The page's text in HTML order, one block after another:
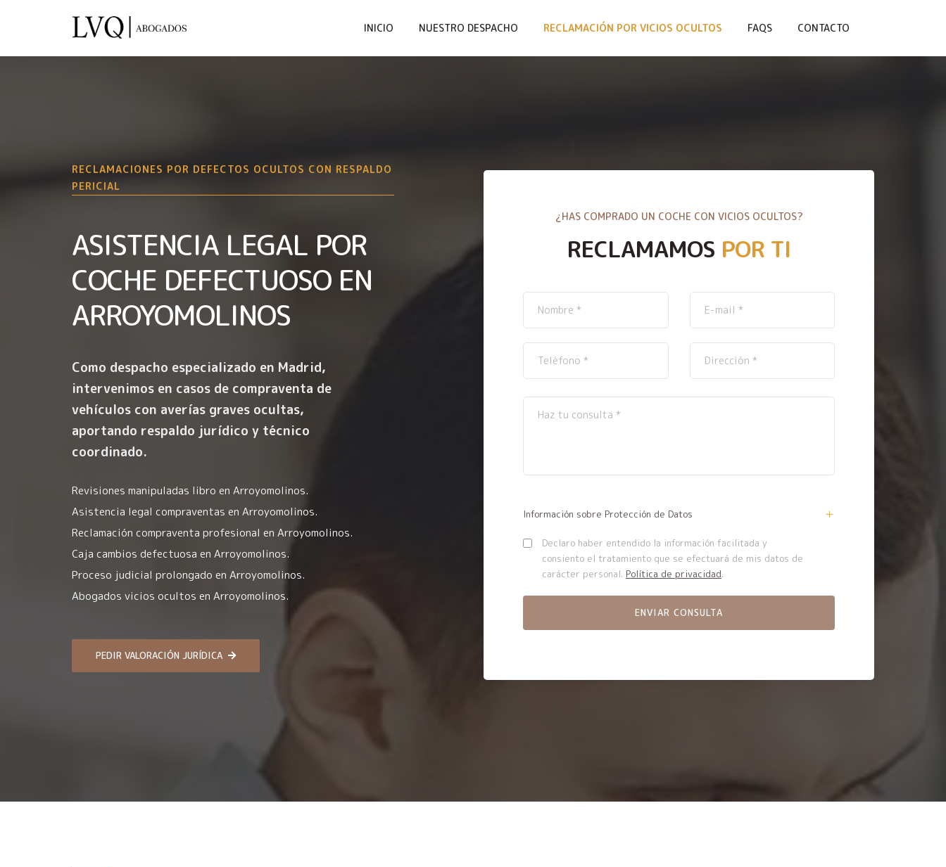
INICIO NUESTRO DESPACHO RECLAMACIÓN POR VICIOS OCULTOS FAQS CONTACTO
RECLAMACIONES POR DEFECTOS OCULTOS CON RESPALDO
PERICIAL
ASISTENCIA LEGAL POR
COCHE DEFECTUOSO EN
ARROYOMOLINOS
Como despacho especializado en Madrid,
intervenimos en casos de compraventa de
vehículos con averías graves ocultas,
aportando respaldo jurídico y técnico
coordinado.
Revisiones manipuladas libro en Arroyomolinos.
Asistencia legal compraventas en Arroyomolinos.
Reclamación compraventa profesional en Arroyomolinos.
Caja cambios defectuosa en Arroyomolinos.
Proceso judicial prolongado en Arroyomolinos.
Abogados vicios ocultos en Arroyomolinos.
PEDIR VALORACIÓN JURÍDICA
¿HAS COMPRADO UN COCHE CON VICIOS OCULTOS?
RECLAMAMOS POR TI
Información sobre Protección de Datos
Declaro haber entendido la información facilitada y
consiento el tratamiento que se efectuará de mis datos de
carácter personal. Política de privacidad.